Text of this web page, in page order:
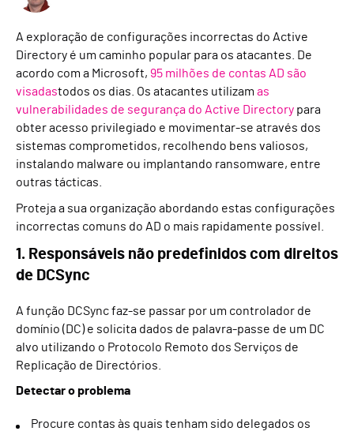
A exploração de configurações incorrectas do Active
Directory é um caminho popular para os atacantes. De
acordo com a Microsoft, 95 milhões de contas AD são
visadastodos os dias. Os atacantes utilizam as
vulnerabilidades de segurança do Active Directory para
obter acesso privilegiado e movimentar-se através dos
sistemas comprometidos, recolhendo bens valiosos,
instalando malware ou implantando ransomware, entre
outras tácticas.
Proteja a sua organização abordando estas configurações
incorrectas comuns do AD o mais rapidamente possível.
1. Responsáveis não predefinidos com direitos
de DCSync
A função DCSync faz-se passar por um controlador de
domínio (DC) e solicita dados de palavra-passe de um DC
alvo utilizando o Protocolo Remoto dos Serviços de
Replicação de Directórios.
Detectar o problema
Procure contas às quais tenham sido delegados os